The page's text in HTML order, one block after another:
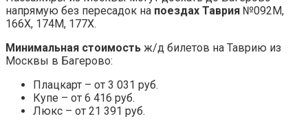
напрямую без пересадок на поездах Таврия №092М,
166Х, 174М, 177Х.
Минимальная стоимость ж/д билетов на Таврию из
Москвы в Багерово:
Плацкарт – от 3 031 руб.
Купе – от 6 416 руб.
Люкс – от 21 391 руб.